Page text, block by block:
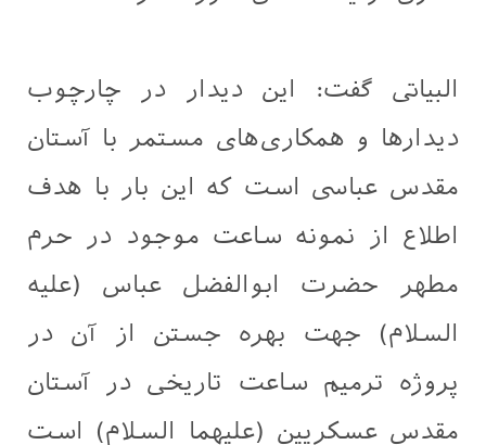
البیاتی گفت: این دیدار در چارچوب
دیدارها و همکاری‌های مستمر با آستان
مقدس عباسی است که این بار با هدف
اطلاع از نمونه ساعت موجود در حرم
مطهر حضرت ابوالفضل عباس (علیه
السلام) جهت بهره جستن از آن در
پروژه ترمیم ساعت تاریخی در آستان
مقدس عسکریین (علیهما السلام) است